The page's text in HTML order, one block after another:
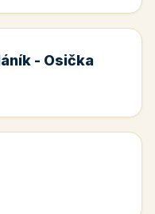
- Osička